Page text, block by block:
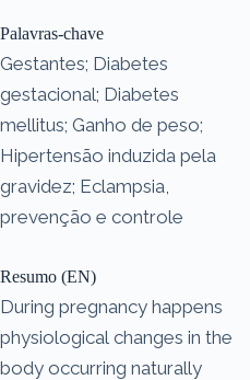
Palavras-chave
Gestantes; Diabetes
gestacional; Diabetes
mellitus; Ganho de peso;
Hipertensão induzida pela
gravidez; Eclampsia,
prevenção e controle
Resumo (EN)
During pregnancy happens
physiological changes in the
body occurring naturally